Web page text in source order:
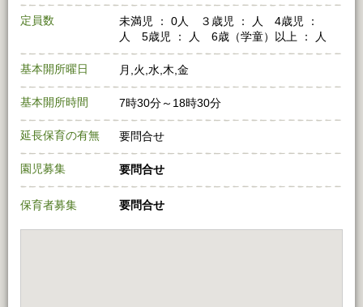
定員数
未満児 ： 0人 ３歳児 ： 人 4歳児 ：
人 5歳児 ： 人 6歳（学童）以上 ： 人
基本開所曜日 月,火,水,木,金
基本開所時間 7時30分～18時30分
延長保育の有無 要問合せ
園児募集 要問合せ
保育者募集 要問合せ